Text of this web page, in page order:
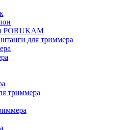
PORUKAM
для триммера
триммера